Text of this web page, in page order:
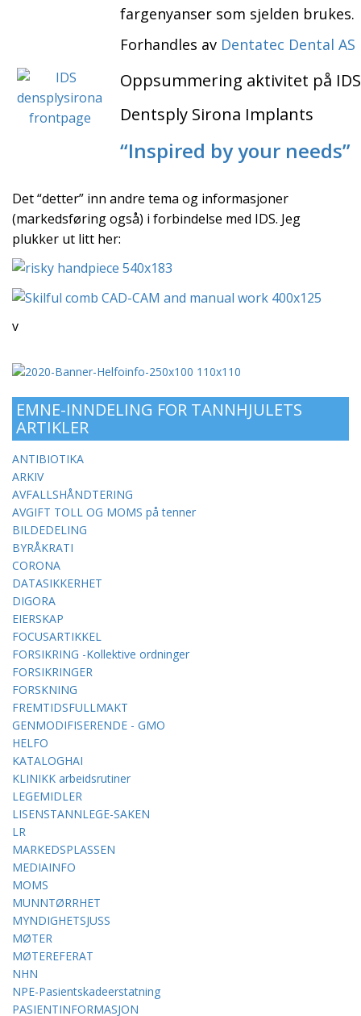
fargenyanser som sjelden brukes.
Forhandles av Dentatec Dental AS
Oppsummering aktivitet på IDS
Dentsply Sirona Implants
“Inspired by your needs”
Det “detter” inn andre tema og informasjoner
(markedsføring også) i forbindelse med IDS. Jeg
plukker ut litt her:
v
EMNE-INNDELING FOR TANNHJULETS
ARTIKLER
ANTIBIOTIKA
ARKIV
AVFALLSHÅNDTERING
AVGIFT TOLL OG MOMS på tenner
BILDEDELING
BYRÅKRATI
CORONA
DATASIKKERHET
DIGORA
EIERSKAP
FOCUSARTIKKEL
FORSIKRING -Kollektive ordninger
FORSIKRINGER
FORSKNING
FREMTIDSFULLMAKT
GENMODIFISERENDE - GMO
HELFO
KATALOGHAI
KLINIKK arbeidsrutiner
LEGEMIDLER
LISENSTANNLEGE-SAKEN
LR
MARKEDSPLASSEN
MEDIAINFO
MOMS
MUNNTØRRHET
MYNDIGHETSJUSS
MØTER
MØTEREFERAT
NHN
NPE-Pasientskadeerstatning
PASIENTINFORMASJON